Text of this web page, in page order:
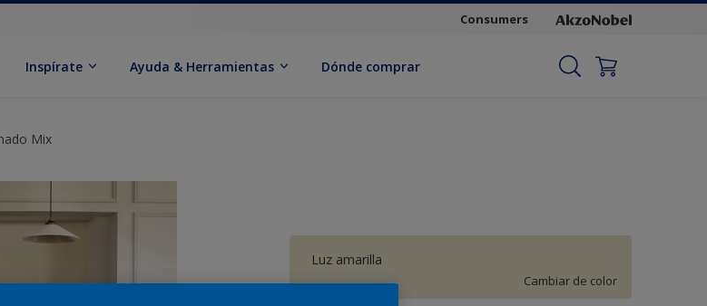
Consumers
Inspírate Ayuda & Herramientas Dónde comprar
Mix
Luz amarilla
Cambiar de color